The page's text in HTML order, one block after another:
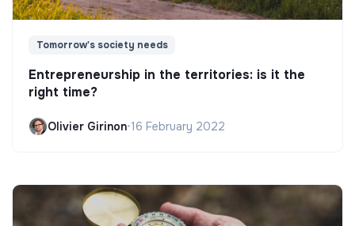
Tomorrow's society needs
Entrepreneurship in the territories: is it the
right time?
Olivier Girinon•16 February 2022